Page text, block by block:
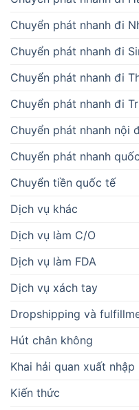
Chuyển phát nhanh đi
Chuyển phát nhanh đi
Chuyển phát nhanh đi
Chuyển phát nhanh đi
Chuyển phát nhanh nội
Chuyển phát nhanh
Chuyển tiền quốc tế
Dịch vụ khác
Dịch vụ làm C/O
Dịch vụ làm FDA
Dịch vụ xách tay
Dropshipping và
Hút chân không
Khai hải quan xuất nhập
Kiến thức